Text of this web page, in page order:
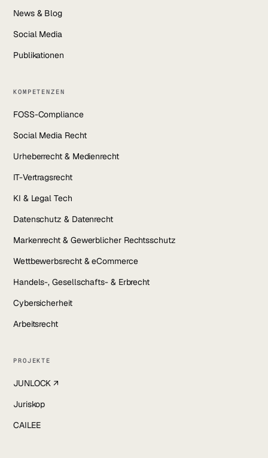
News & Blog
Social Media
Publikationen
KOMPETENZEN
FOSS-Compliance
Social Media Recht
Urheberrecht & Medienrecht
IT-Vertragsrecht
KI & Legal Tech
Datenschutz & Datenrecht
Markenrecht & Gewerblicher Rechtsschutz
Wettbewerbsrecht & eCommerce
Handels-, Gesellschafts- & Erbrecht
Cybersicherheit
Arbeitsrecht
PROJEKTE
JUNLOCK ↗
Juriskop
CAILEE